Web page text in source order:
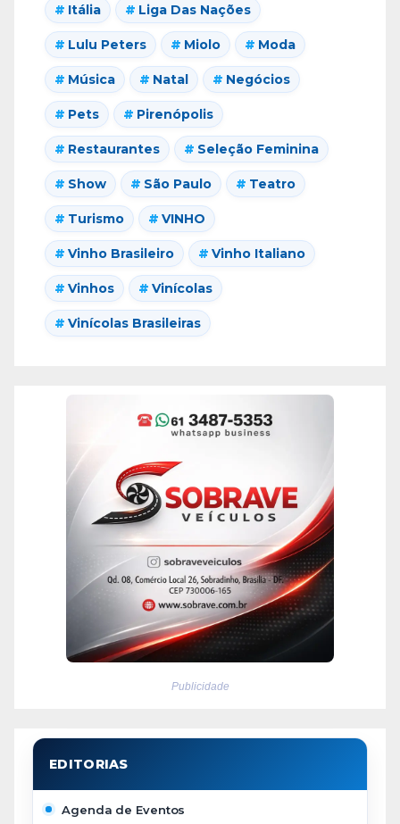
Itália Liga Das Nações
Lulu Peters Miolo Moda
Música Natal Negócios
Pets Pirenópolis
Restaurantes Seleção Feminina
Show São Paulo Teatro
Turismo VINHO
Vinho Brasileiro Vinho Italiano
Vinhos Vinícolas
Vinícolas Brasileiras
Publicidade
Agenda de Eventos